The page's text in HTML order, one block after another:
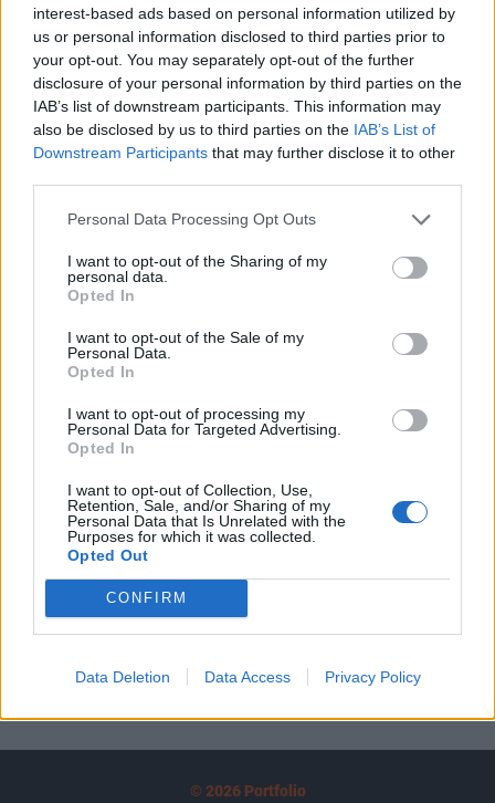
interest-based ads based on personal information utilized by
us or personal information disclosed to third parties prior to
your opt-out. You may separately opt-out of the further
disclosure of your personal information by third parties on the
IAB’s list of downstream participants. This information may
also be disclosed by us to third parties on the IAB’s List of
Downstream Participants that may further disclose it to other
Personal Data Processing Opt Outs
I want to opt-out of the Sharing of my
personal data.
Opted In
I want to opt-out of the Sale of my
Personal Data.
Opted In
I want to opt-out of processing my
Personal Data for Targeted Advertising.
Opted In
I want to opt-out of Collection, Use,
Retention, Sale, and/or Sharing of my
Personal Data that Is Unrelated with the
Purposes for which it was collected.
Opted Out
CONFIRM
Data Deletion Data Access Privacy Policy
2011 szeptemberében az építőipari termelés volumene
munkanaptényezővel kiigazítva is 12,0%-kal csökkent az
egy évvel korábbihoz képest. Szezonálisan kiigazítva a
termelés az előző havinál 2,0%-kal kisebb volt. Az év első
kilenc hónapjában a termelés 10,6%-kal elmaradt a 2010.
azonos időszakitól.A termelés szeptemberi, 12,0%-os
mérséklődésen belül a két építményfőcsoport...
KEDVES OLVASÓNK!
A keresett cikk a portfolio.hu hírarchívumához
tartozik, melynek olvasása előfizetéses
regisztrációhoz kötött.
Portfolio.hu teljes cikkarchívum
Kötéslisták: BÉT elmúlt 2 év napon belüli
kötéslistái
Előfizetés
MÁR ELŐFIZETŐNK VAGY?
© 2026 Portfolio